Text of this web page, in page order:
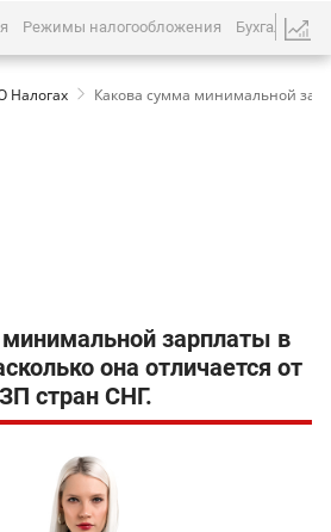
Режимы налогообложения Бухгалтерия
Налогах Какова сумма минимальной
зарплаты в
она отличается от
стран СНГ.